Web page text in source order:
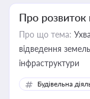
Про розвиток
Про що тема:
відведення
інфраструктури
Будівельна